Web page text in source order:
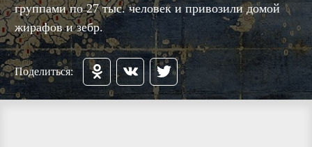
группами по 27 тыс. человек и привозили домой
жирафов и зебр.
Поделиться: